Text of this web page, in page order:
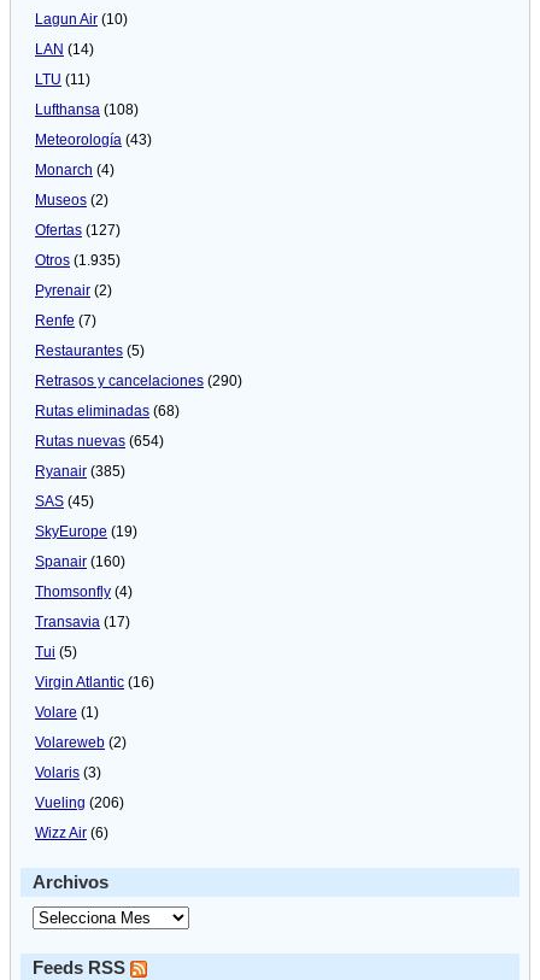
Lagun Air (10)
LAN (14)
LTU (11)
Lufthansa (108)
Meteorologí­a (43)
Monarch (4)
Museos (2)
Ofertas (127)
Otros (1.935)
Pyrenair (2)
Renfe (7)
Restaurantes (5)
Retrasos y cancelaciones (290)
Rutas eliminadas (68)
Rutas nuevas (654)
Ryanair (385)
SAS (45)
SkyEurope (19)
Spanair (160)
Thomsonfly (4)
Transavia (17)
Tui (5)
Virgin Atlantic (16)
Volare (1)
Volareweb (2)
Volaris (3)
Vueling (206)
Wizz Air (6)
Archivos
Feeds RSS